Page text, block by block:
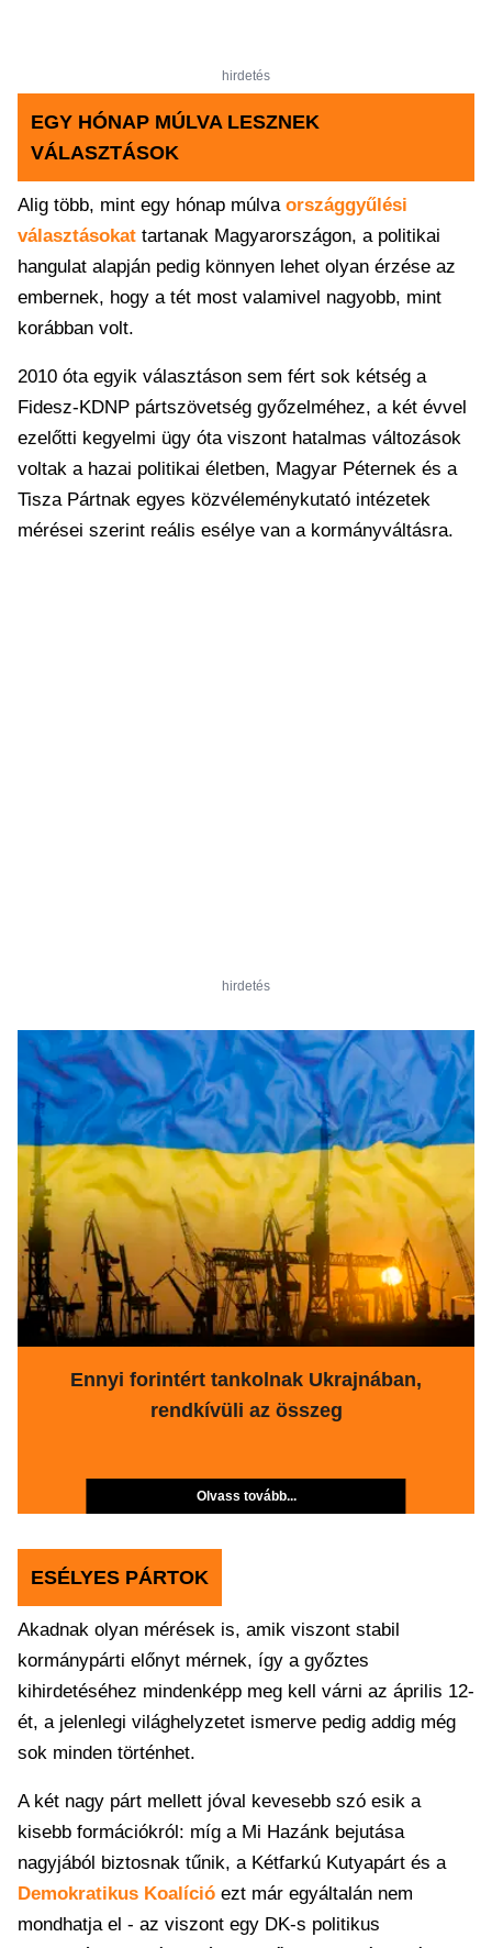
hirdetés
EGY HÓNAP MÚLVA LESZNEK
VÁLASZTÁSOK
Alig több, mint egy hónap múlva országgyűlési
választásokat tartanak Magyarországon, a politikai
hangulat alapján pedig könnyen lehet olyan érzése az
embernek, hogy a tét most valamivel nagyobb, mint
korábban volt.
2010 óta egyik választáson sem fért sok kétség a
Fidesz-KDNP pártszövetség győzelméhez, a két évvel
ezelőtti kegyelmi ügy óta viszont hatalmas változások
voltak a hazai politikai életben, Magyar Péternek és a
Tisza Pártnak egyes közvéleménykutató intézetek
mérései szerint reális esélye van a kormányváltásra.
hirdetés
Ennyi forintért tankolnak Ukrajnában,
rendkívüli az összeg
Olvass tovább...
ESÉLYES PÁRTOK
Akadnak olyan mérések is, amik viszont stabil
kormánypárti előnyt mérnek, így a győztes
kihirdetéséhez mindenképp meg kell várni az április 12-
ét, a jelenlegi világhelyzetet ismerve pedig addig még
sok minden történhet.
A két nagy párt mellett jóval kevesebb szó esik a
kisebb formációkról: míg a Mi Hazánk bejutása
nagyjából biztosnak tűnik, a Kétfarkú Kutyapárt és a
Demokratikus Koalíció ezt már egyáltalán nem
mondhatja el - az viszont egy DK-s politikus